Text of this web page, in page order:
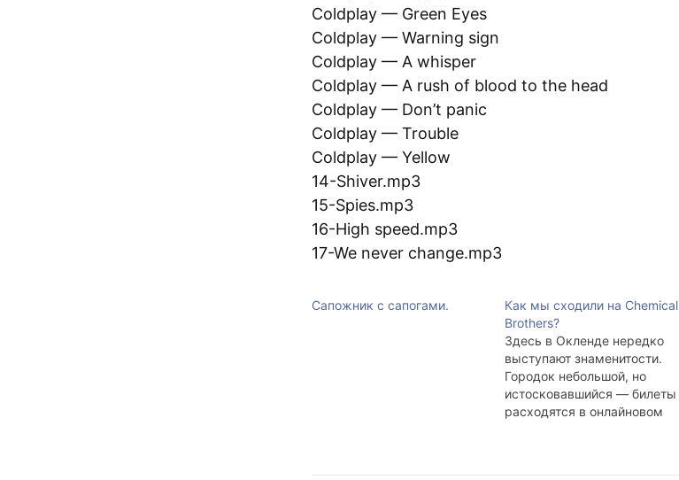
Coldplay — Green Eyes
Coldplay — Warning sign
Coldplay — A whisper
Coldplay — A rush of blood to the head
Coldplay — Don’t panic
Coldplay — Trouble
Coldplay — Yellow
14-Shiver.mp3
15-Spies.mp3
16-High speed.mp3
17-We never change.mp3
Сапожник с сапогами.
Как мы сходили на Chemical
Brothers?
Здесь в Окленде нередко
выступают знаменитости.
Городок небольшой, но
истосковавшийся — билеты
расходятся в онлайновом